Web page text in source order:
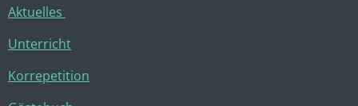
Aktuelles
Unterricht
Korrepetition